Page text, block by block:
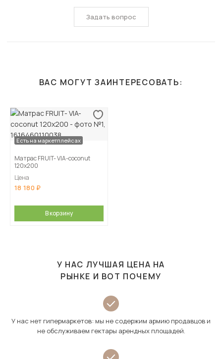
Задать вопрос
ВАС МОГУТ ЗАИНТЕРЕСОВАТЬ:
Есть на маркетплейсах
Матрас FRUIT- VIA-coconut
120х200
Цена
18 180
В корзину
У НАС ЛУЧШАЯ ЦЕНА НА
РЫНКЕ И ВОТ ПОЧЕМУ
У нас нет гипермаркетов: мы не содержим армию продавцов и
не обслуживаем гектары арендных площадей.